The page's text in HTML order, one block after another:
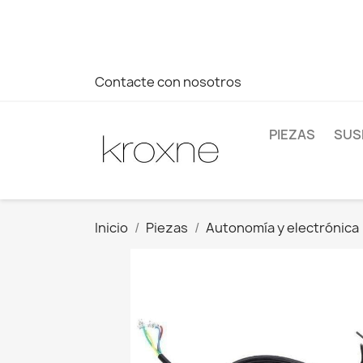
Contacte con nosotros
PIEZAS
Inicio Piezas Autonomía y electrónica